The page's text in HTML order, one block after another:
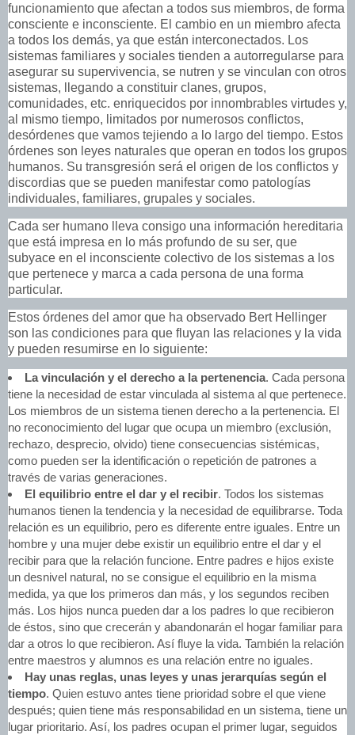
funcionamiento que afectan a todos sus miembros, de forma
consciente e inconsciente. El cambio en un miembro afecta
a todos los demás, ya que están interconectados. Los
sistemas familiares y sociales tienden a autorregularse para
asegurar su supervivencia, se nutren y se vinculan con otros
sistemas, llegando a constituir clanes, grupos,
comunidades, etc. enriquecidos por innombrables virtudes y,
al mismo tiempo, limitados por numerosos conflictos,
desórdenes que vamos tejiendo a lo largo del tiempo. Estos
órdenes son leyes naturales que operan en todos los grupos
humanos. Su transgresión será el origen de los conflictos y
discordias que se pueden manifestar como patologías
individuales, familiares, grupales y sociales.
Cada ser humano lleva consigo una información hereditaria
que está impresa en lo más profundo de su ser, que
subyace en el inconsciente colectivo de los sistemas a los
que pertenece y marca a cada persona de una forma
particular.
Estos órdenes del amor que ha observado Bert Hellinger
son las condiciones para que fluyan las relaciones y la vida
y pueden resumirse en lo siguiente:
La vinculación y el derecho a la pertenencia. Cada persona
tiene la necesidad de estar vinculada al sistema al que pertenece.
Los miembros de un sistema tienen derecho a la pertenencia. El
no reconocimiento del lugar que ocupa un miembro (exclusión,
rechazo, desprecio, olvido) tiene consecuencias sistémicas,
como pueden ser la identificación o repetición de patrones a
través de varias generaciones.
El equilibrio entre el dar y el recibir. Todos los sistemas
humanos tienen la tendencia y la necesidad de equilibrarse. Toda
relación es un equilibrio, pero es diferente entre iguales. Entre un
hombre y una mujer debe existir un equilibrio entre el dar y el
recibir para que la relación funcione. Entre padres e hijos existe
un desnivel natural, no se consigue el equilibrio en la misma
medida, ya que los primeros dan más, y los segundos reciben
más. Los hijos nunca pueden dar a los padres lo que recibieron
de éstos, sino que crecerán y abandonarán el hogar familiar para
dar a otros lo que recibieron. Así fluye la vida. También la relación
entre maestros y alumnos es una relación entre no iguales.
Hay unas reglas, unas leyes y unas jerarquías según el
tiempo. Quien estuvo antes tiene prioridad sobre el que viene
después; quien tiene más responsabilidad en un sistema, tiene un
lugar prioritario. Así, los padres ocupan el primer lugar, seguidos